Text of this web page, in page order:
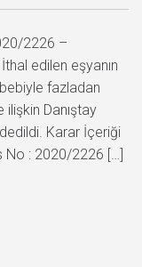
2226 –
edilen eşyanın
fazladan
Danıştay
Karar İçeriği
No : 2020/2226 […]